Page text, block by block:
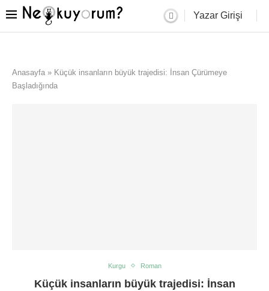
Yazar Girişi
Anasayfa » Küçük insanların büyük trajedisi: İnsan Çürümeye
Başladığında
Kurgu Roman
Küçük insanların büyük trajedisi: İnsan